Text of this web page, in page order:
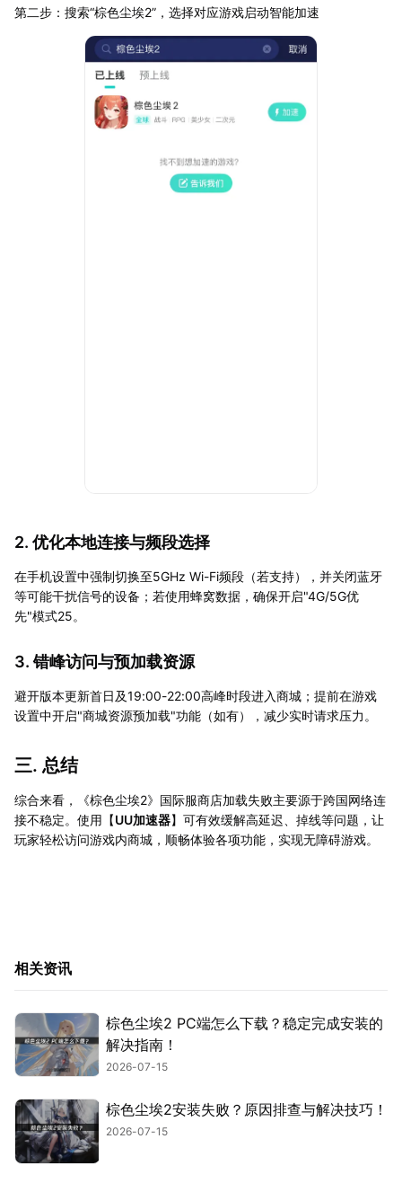
第二步：搜索“棕色尘埃2”，选择对应游戏启动智能加速
2. 优化本地连接与频段选择
在手机设置中强制切换至5GHz Wi-Fi频段（若支持），并关闭蓝牙
等可能干扰信号的设备；若使用蜂窝数据，确保开启"4G/5G优
先"模式25。
3. 错峰访问与预加载资源
避开版本更新首日及19:00-22:00高峰时段进入商城；提前在游戏
设置中开启"商城资源预加载"功能（如有），减少实时请求压力。
三. 总结
综合来看，《棕色尘埃2》国际服商店加载失败主要源于跨国网络连
接不稳定。使用【UU加速器】可有效缓解高延迟、掉线等问题，让
玩家轻松访问游戏内商城，顺畅体验各项功能，实现无障碍游戏。
相关资讯
棕色尘埃2 PC端怎么下载？稳定完成安装的
解决指南！
2026-07-15
棕色尘埃2安装失败？原因排查与解决技巧！
2026-07-15